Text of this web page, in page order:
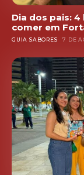
Dia dos pais:
comer em
GUIA SABORES 7 DE